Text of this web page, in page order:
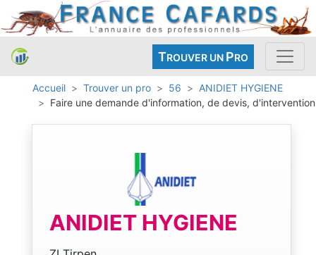
TROUVER UN PRO
Accueil Trouver un pro 56
ANIDIET HYGIENE
Faire une demande d'information, de devis, d'intervention
ANIDIET HYGIENE